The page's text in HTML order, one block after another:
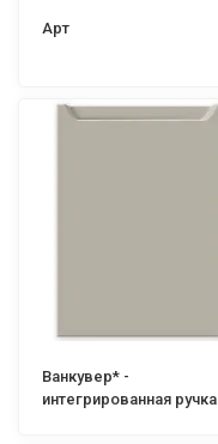
Арт
Ванкувер* -
интегрированная ручка